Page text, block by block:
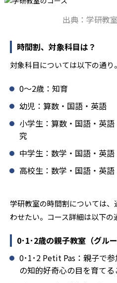
導により生徒の「やる気」を
報にも精通しており、学習相談
ミュニケーションにも対応して
学研教室では、楽しく生き生き
知・情・意のバランスのとれた
でのあいさつ」「くつ・かばん
面の指導も実施し、全人的な
メリットと言えるだろう。
学研教室のデメリットとして
分、生徒によっては物足りなく
出典：学研教
時間割、対象科目は？
対象科目については以下の通り。
0〜2歳：知育
幼児：算数・国語・英語
小学生：算数・国語・英
究
中学生：数学・国語・英
高校生：数学・国語・英
学研教室の時間割については
わせたい。コース詳細は以下の
0･1･2歳の親子教室（グルー
0･1･2 Petit Pas：親子で
の知的好奇心の目を育てる